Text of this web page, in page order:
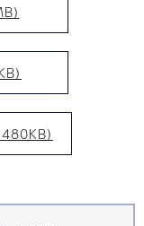
）
）
）